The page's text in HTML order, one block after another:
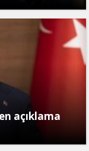
açıklama